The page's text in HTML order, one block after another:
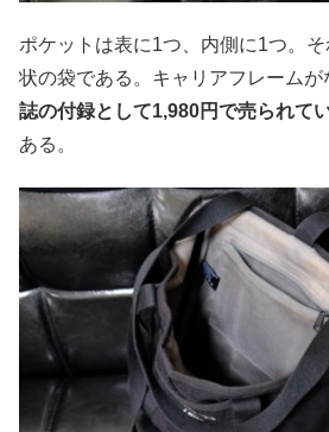
ポケットは表に1つ、内側に1つ。
状の袋である。キャリアフレームが
誌の付録として1,980円で売られて
ある。